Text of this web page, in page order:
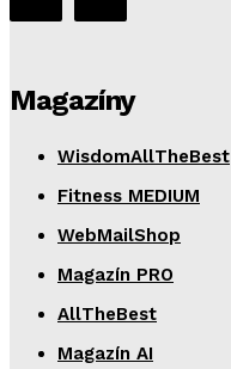
Magazíny
WisdomAllTheBest
Fitness MEDIUM
WebMailShop
Magazín PRO
AllTheBest
Magazín AI